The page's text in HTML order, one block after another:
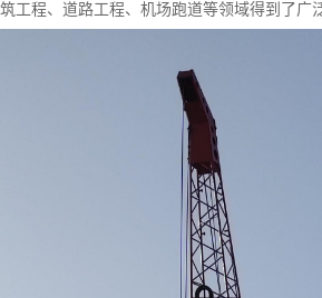
工程、道路工程、机场跑道等领域得到了广